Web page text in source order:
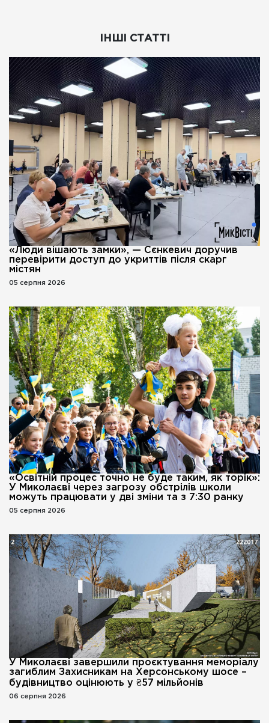
ІНШІ СТАТТІ
«Люди вішають замки», — Сєнкевич доручив
перевірити доступ до укриттів після скарг
містян
05 серпня 2026
«Освітній процес точно не буде таким, як торік»:
У Миколаєві через загрозу обстрілів школи
можуть працювати у дві зміни та з 7:30 ранку
05 серпня 2026
У Миколаєві завершили проєктування меморіалу
загиблим Захисникам на Херсонському шосе –
будівництво оцінюють у ₴57 мільйонів
06 серпня 2026